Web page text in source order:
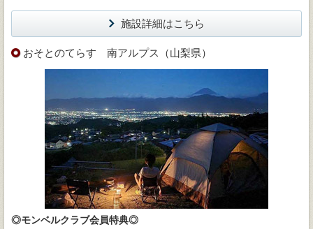
施設詳細はこちら
おそとのてらす 南アルプス（山梨県）
◎モンベルクラブ会員特典◎